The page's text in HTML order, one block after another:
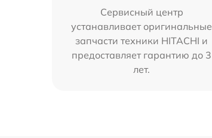
Сервисный центр
устанавливает оригинальные
запчасти техники HITACHI и
предоставляет гарантию до 3
лет.